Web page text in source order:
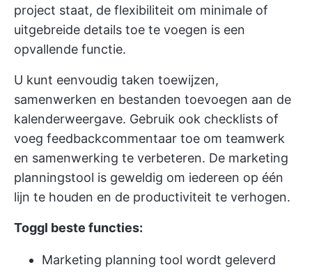
project staat, de flexibiliteit om minimale of
uitgebreide details toe te voegen is een
opvallende functie.
U kunt eenvoudig taken toewijzen,
samenwerken en bestanden toevoegen aan de
kalenderweergave. Gebruik ook checklists of
voeg feedbackcommentaar toe om teamwerk
en samenwerking te verbeteren. De marketing
planningstool is geweldig om iedereen op één
lijn te houden en de productiviteit te verhogen.
Toggl beste functies:
Marketing planning tool wordt geleverd